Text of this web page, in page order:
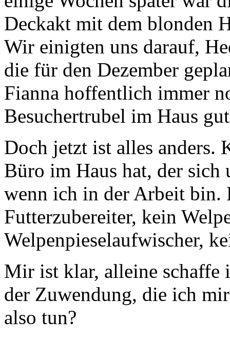
Deckakt mit dem blonden
Wir einigten uns darauf,
die für den Dezember
Fianna hoffentlich immer
Besuchertrubel im Haus
Doch jetzt ist alles anders.
Büro im Haus hat, der sich
wenn ich in der Arbeit bin.
Futterzubereiter, kein
Welpenpieselaufwischer,
Mir ist klar, alleine schaffe
der Zuwendung, die ich
also tun?